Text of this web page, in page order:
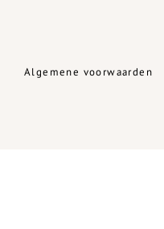
Algemene voorwaarden